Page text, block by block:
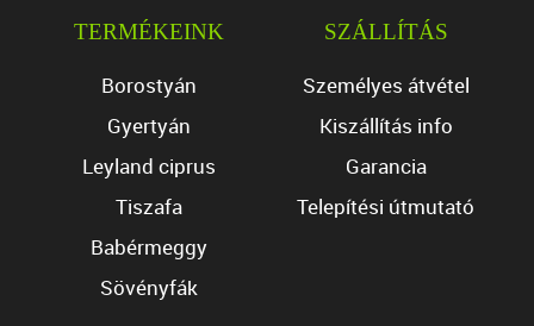
TERMÉKEINK
Borostyán
Gyertyán
Leyland ciprus
Tiszafa
Babérmeggy
Sövényfák
SZÁLLÍTÁS
Személyes átvétel
Kiszállítás info
Garancia
Telepítési útmutató